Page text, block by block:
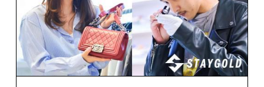
だき、ご自身のプライベートも大切にしながら、自身の活
躍できるフィールドでキャリアを歩んでいただけます。